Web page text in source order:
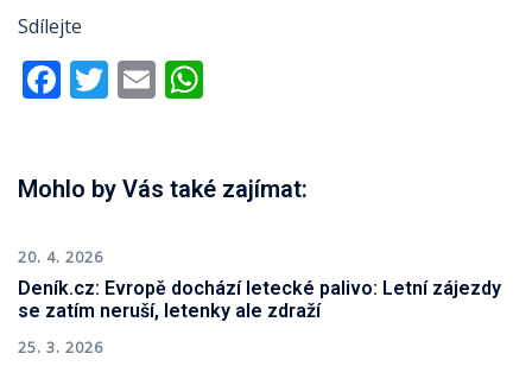
Sdílejte
Facebook
Twitter
Email
Mohlo by Vás také zajímat:
20. 4. 2026
Deník.cz: Evropě dochází letecké palivo: Letní zájezdy
se zatím neruší, letenky ale zdraží
25. 3. 2026